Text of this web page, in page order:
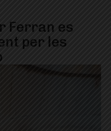
Ferran es
per les